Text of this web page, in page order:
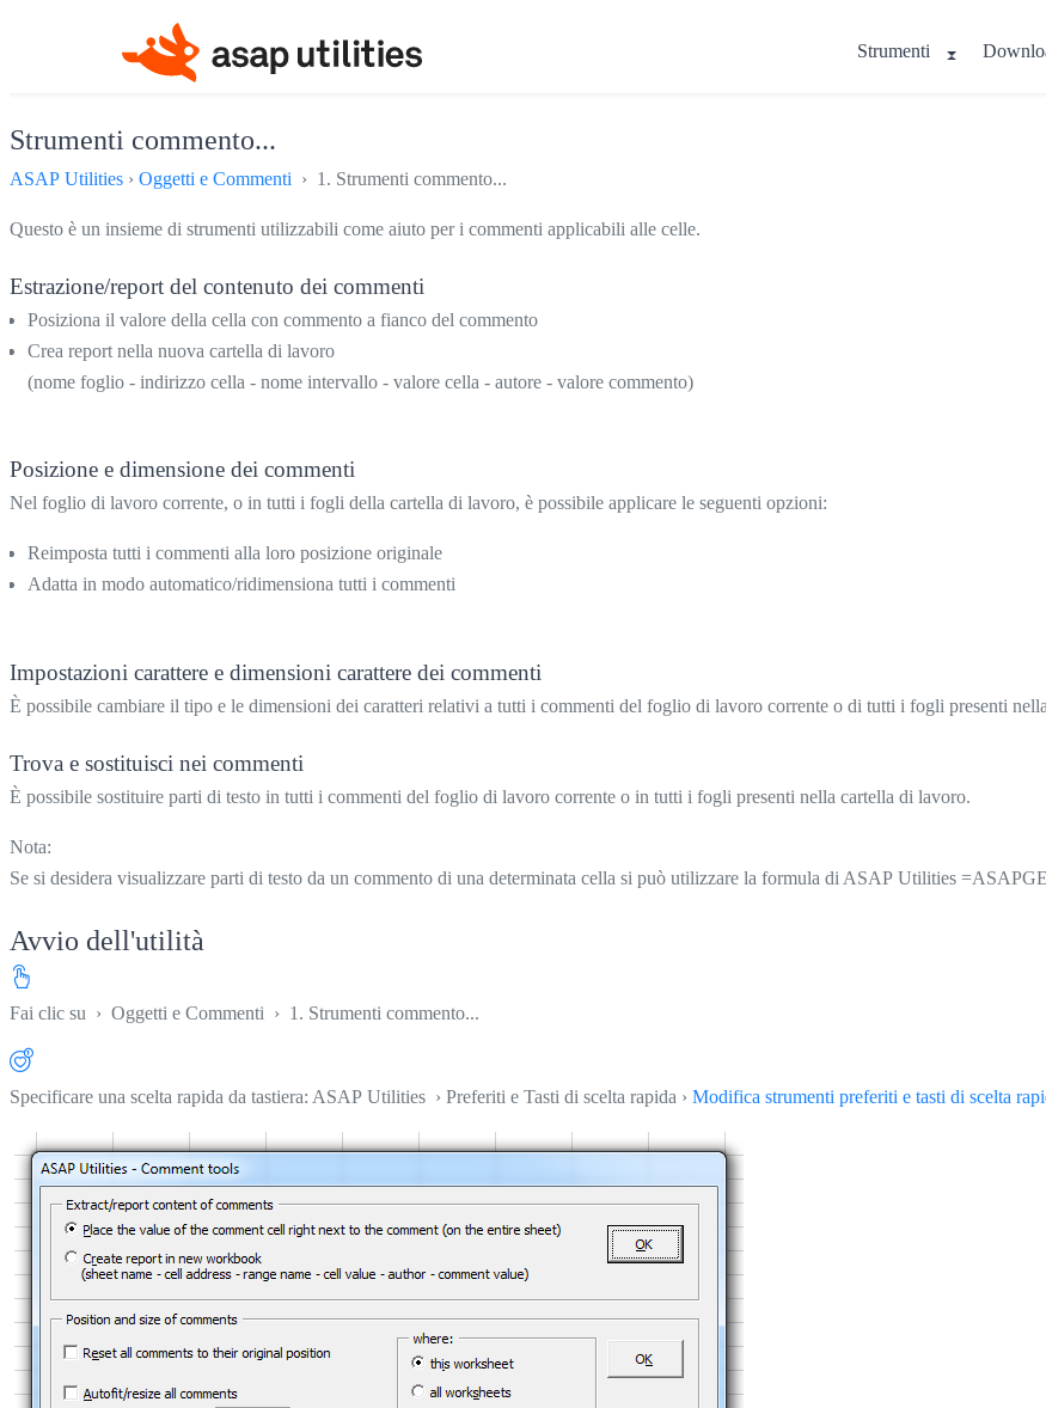
Strumenti
Strumenti commento...
ASAP Utilities › Oggetti e Commenti › 1. Strumenti commento...
Questo è un insieme di strumenti utilizzabili come aiuto per i commenti applicabili alle celle.
Estrazione/report del contenuto dei commenti
Posiziona il valore della cella con commento a fianco del commento
Crea report nella nuova cartella di lavoro
(nome foglio - indirizzo cella - nome intervallo - valore cella - autore - valore commento)
Posizione e dimensione dei commenti
Nel foglio di lavoro corrente, o in tutti i fogli della cartella di lavoro, è possibile applicare le seguenti opzioni:
Reimposta tutti i commenti alla loro posizione originale
Adatta in modo automatico/ridimensiona tutti i commenti
Impostazioni carattere e dimensioni carattere dei commenti
È possibile cambiare il tipo e le dimensioni dei caratteri relativi a tutti i commenti del foglio di lavoro corrente o di tutti i fogli presenti
Trova e sostituisci nei commenti
È possibile sostituire parti di testo in tutti i commenti del foglio di lavoro corrente o in tutti i fogli presenti nella cartella di lavoro.
Nota:
Se si desidera visualizzare parti di testo da un commento di una determinata cella si può utilizzare la formula di ASAP Utilities
Avvio dell'utilità
Fai clic su › Oggetti e Commenti › 1. Strumenti commento...
Specificare una scelta rapida da tastiera: ASAP Utilities › Preferiti e Tasti di scelta rapida › Modifica strumenti preferiti e tasti di scelta